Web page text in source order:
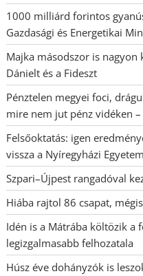
1000 milliárd forintos
Gazdasági és Energetikai
Majka másodszor is
Dánielt és a Fideszt
Pénztelen megyei foci,
mire nem jut pénz vidéken
Felsőoktatás: igen
vissza a Nyíregyházi Egyetem
Szpari–Újpest rangadóval
Hiába rajtol 86 csapat,
Idén is a Mátrába költözik a
legizgalmasabb felhozatala
Húsz éve dohányzók is